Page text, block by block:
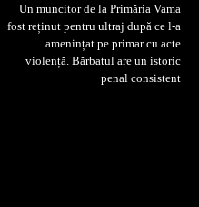
Un muncitor de la Primăria Vama
fost reținut pentru ultraj după ce l-a
amenințat pe primar cu acte
violență. Bărbatul are un istoric
penal consistent